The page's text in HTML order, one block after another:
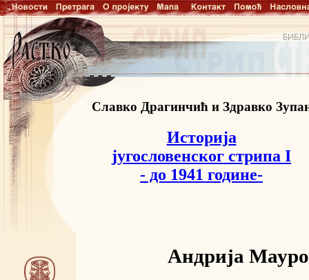
Славко Драгинчић и Здравко
Историја
југословенског стрипа I
- до 1941 године-
Андрија